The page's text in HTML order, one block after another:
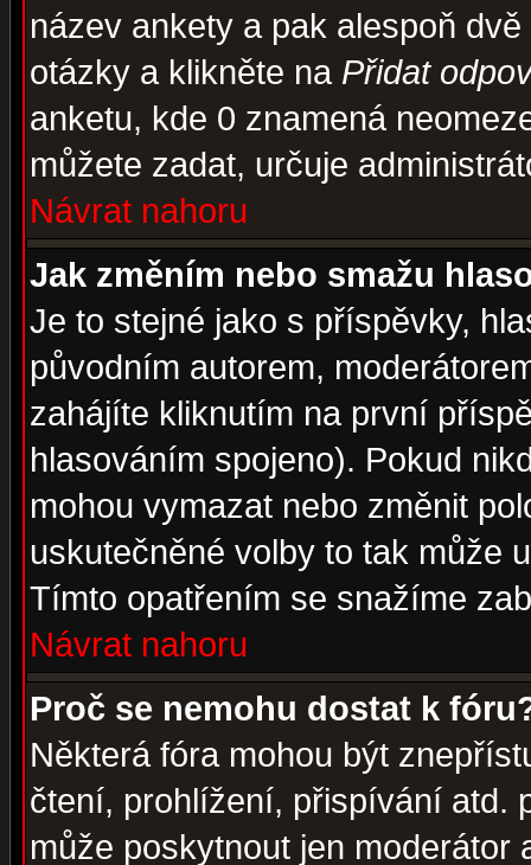
název ankety a pak alespoň
otázky a klikněte na Přidat
anketu, kde 0 znamená
můžete zadat, určuje
Návrat nahoru
Jak změním nebo smažu
Je to stejné jako s příspěvky,
původním autorem,
zahájíte kliknutím na první
hlasováním spojeno). Pokud
mohou vymazat nebo změnit
uskutečněné volby to tak může
Tímto opatřením se snažíme
Návrat nahoru
Proč se nemohu dostat k
Některá fóra mohou být
čtení, prohlížení, přispívání atd.
může poskytnout jen moderátor